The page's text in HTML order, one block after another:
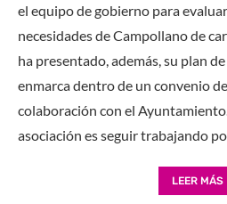
el equipo de gobierno para
necesidades de Campollano de
ha presentado, además, su plan
enmarca dentro de un convenio
colaboración con el
asociación es seguir trabajando
LEER MÁS